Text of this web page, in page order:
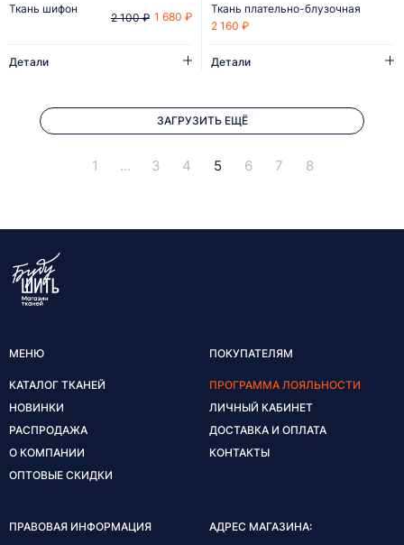
Ткань шифон
1 680 ₽
2 100 ₽
Детали
Ткань плательно-блузочная
2 160 ₽
Детали
ЗАГРУЗИТЬ ЕЩЁ
1 ... 3 4 5 6 7 8
МЕНЮ
КАТАЛОГ ТКАНЕЙ
НОВИНКИ
РАСПРОДАЖА
О КОМПАНИИ
ОПТОВЫЕ СКИДКИ
ПОКУПАТЕЛЯМ
ПРОГРАММА ЛОЯЛЬНОСТИ
ЛИЧНЫЙ КАБИНЕТ
ДОСТАВКА И ОПЛАТА
КОНТАКТЫ
ПРАВОВАЯ ИНФОРМАЦИЯ АДРЕС МАГАЗИНА: